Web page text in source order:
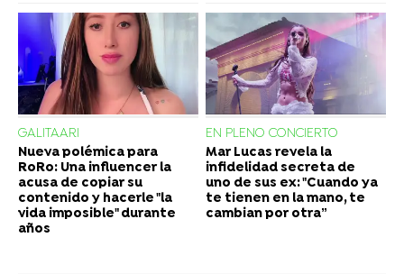
GALITAARI
Nueva polémica para
RoRo: Una influencer la
acusa de copiar su
contenido y hacerle "la
vida imposible" durante
años
EN PLENO CONCIERTO
Mar Lucas revela la
infidelidad secreta de
uno de sus ex: "Cuando ya
te tienen en la mano, te
cambian por otra”